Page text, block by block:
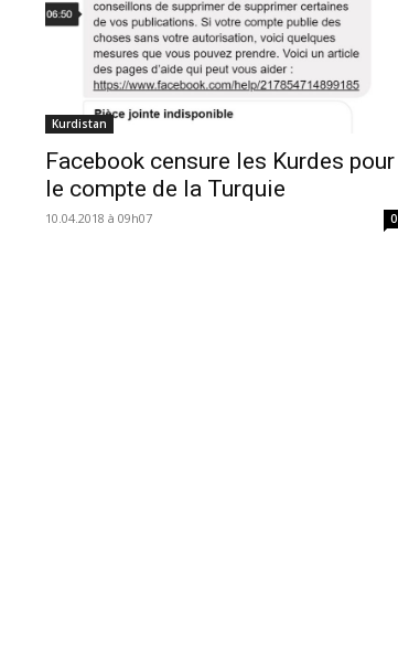
Kurdistan
Facebook censure les Kurdes pour
le compte de la Turquie
10.04.2018 à 09h07 0